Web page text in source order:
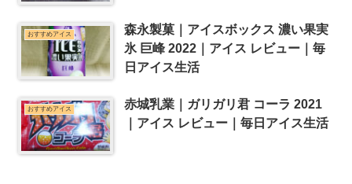
おすすめアイス
森永製菓｜アイスボックス 濃い果実
氷 巨峰 2022｜アイス レビュー｜毎
日アイス生活
おすすめアイス
赤城乳業｜ガリガリ君 コーラ 2021
｜アイス レビュー｜毎日アイス生活